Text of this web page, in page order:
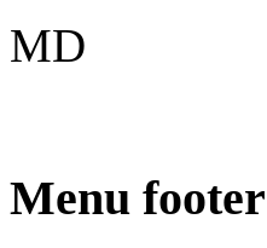
MD
Menu footer